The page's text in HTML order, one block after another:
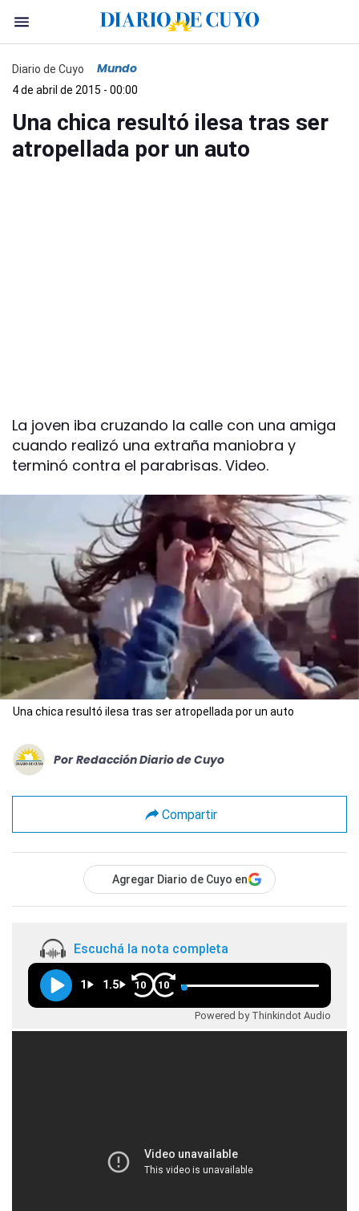
Diario de Cuyo Mundo
4 de abril de 2015 - 00:00
Una chica resultó ilesa tras ser
atropellada por un auto
La joven iba cruzando la calle con una amiga
cuando realizó una extraña maniobra y
terminó contra el parabrisas. Video.
Una chica resultó ilesa tras ser atropellada por un auto
Por Redacción Diario de Cuyo
Compartir
Agregar Diario de Cuyo en
Escuchá la nota completa
1 1.5 10 10
Powered by Thinkindot Audio